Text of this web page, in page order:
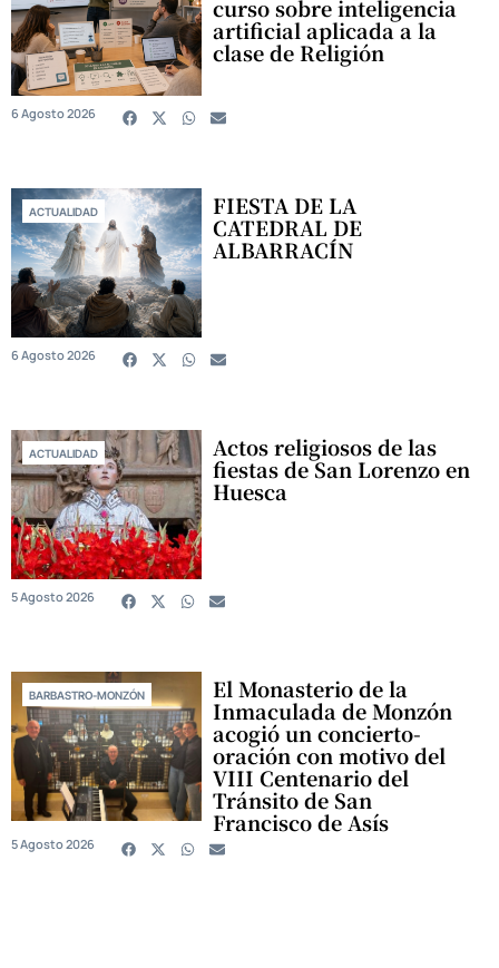
curso sobre inteligencia
artificial aplicada a la
clase de Religión
6 Agosto 2026
ACTUALIDAD FIESTA DE LA
CATEDRAL DE
ALBARRACÍN
6 Agosto 2026
ACTUALIDAD Actos religiosos de las
fiestas de San Lorenzo en
Huesca
5 Agosto 2026
BARBASTRO-MONZÓN El Monasterio de la
Inmaculada de Monzón
acogió un concierto-
oración con motivo del
VIII Centenario del
Tránsito de San
Francisco de Asís
5 Agosto 2026